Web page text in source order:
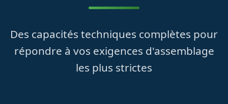
Des capacités techniques complètes pour
répondre à vos exigences d'assemblage
les plus strictes